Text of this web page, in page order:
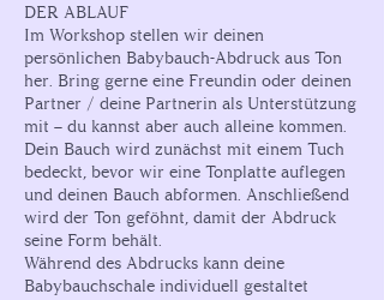
DER ABLAUF
Im Workshop stellen wir deinen
persönlichen Babybauch-Abdruck aus Ton
her. Bring gerne eine Freundin oder deinen
Partner / deine Partnerin als Unterstützung
mit – du kannst aber auch alleine kommen.
Dein Bauch wird zunächst mit einem Tuch
bedeckt, bevor wir eine Tonplatte auflegen
und deinen Bauch abformen. Anschließend
wird der Ton geföhnt, damit der Abdruck
seine Form behält.
Während des Abdrucks kann deine
Babybauchschale individuell gestaltet